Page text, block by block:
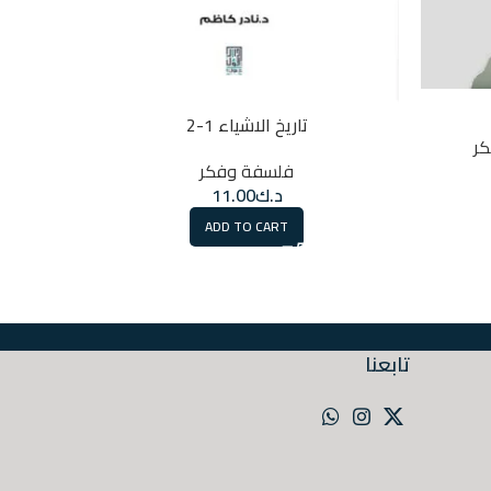
تاريخ الاشياء 1-2
فلسفة وفكر
د.ك11.00
ADD TO CART
تابعنا